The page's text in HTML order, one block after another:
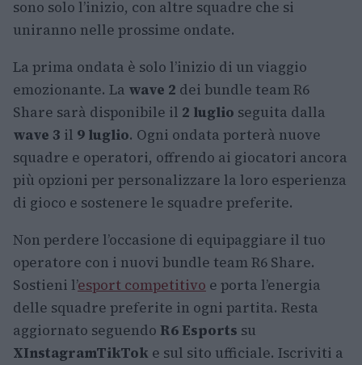
sono solo l’inizio, con altre squadre che si
uniranno nelle prossime ondate.
La prima ondata è solo l’inizio di un viaggio
emozionante. La wave 2 dei bundle team R6
Share sarà disponibile il 2 luglio seguita dalla
wave 3 il 9 luglio. Ogni ondata porterà nuove
squadre e operatori, offrendo ai giocatori ancora
più opzioni per personalizzare la loro esperienza
di gioco e sostenere le squadre preferite.
Non perdere l’occasione di equipaggiare il tuo
operatore con i nuovi bundle team R6 Share.
Sostieni l’esport competitivo e porta l’energia
delle squadre preferite in ogni partita. Resta
aggiornato seguendo R6 Esports su
XInstagramTikTok e sul sito ufficiale. Iscriviti a